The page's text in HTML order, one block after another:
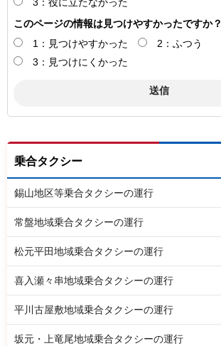
このページの情報は見つけやすかったですか？
1：見つけやすかった
2：ふつう
3：見つけにくかった
乗合タクシー
錫山地区等乗合タクシーの運行
常盤地域乗合タクシーの運行
松元平田地域乗合タクシーの運行
喜入瀬々串地域乗合タクシーの運行
平川古屋敷地域乗合タクシーの運行
坂元・上竜尾地域乗合タクシーの運行